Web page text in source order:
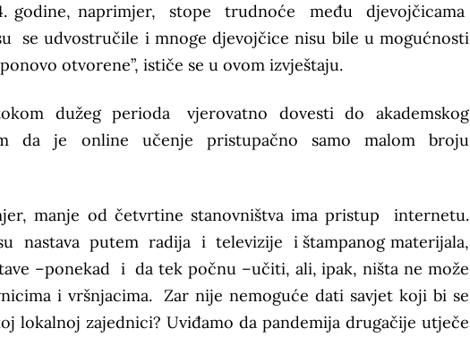
godine, naprimjer, stope trudnoće među djevojčicama
udvostručile i mnoge djevojčice nisu bile u mogućnosti
otvorene”, ističe se u ovom izvještaju.
dužeg perioda vjerovatno dovesti do akademskog
da je online učenje pristupačno samo malom broju
manje od četvrtine stanovništva ima pristup internetu.
putem radija i televizije i štampanog materijala,
–ponekad i da tek počnu –učiti, ali, ipak, ništa ne može
i vršnjacima. Zar nije nemoguće dati savjet koji bi se
lokalnoj zajednici? Uviđamo da pandemija drugačije utječe